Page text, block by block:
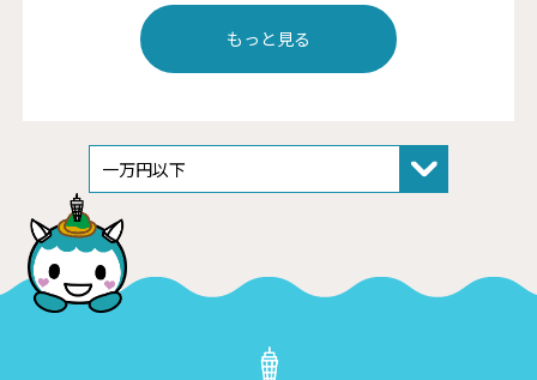
もっと見る